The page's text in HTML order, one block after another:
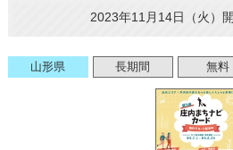
2023年11月14日（火）
山形県 長期間 無料